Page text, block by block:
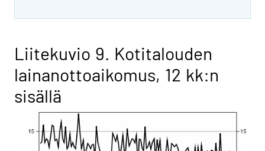
Liitekuvio 9. Kotitalouden
lainanottoaikomus, 12 kk:n
sisällä